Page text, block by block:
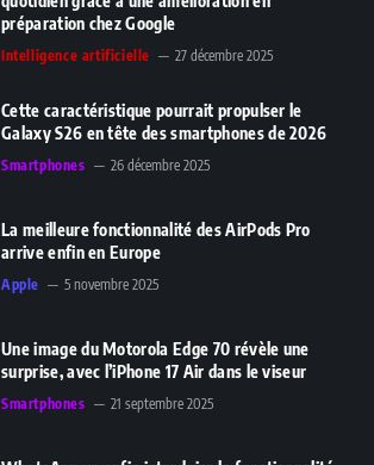
préparation chez Google
Intelligence artificielle 27 décembre 2025
Cette caractéristique pourrait propulser le
Galaxy S26 en tête des smartphones de 2026
Smartphones 26 décembre 2025
La meilleure fonctionnalité des AirPods Pro
arrive enfin en Europe
Apple 5 novembre 2025
Une image du Motorola Edge 70 révèle une
surprise, avec l’iPhone 17 Air dans le viseur
Smartphones 21 septembre 2025